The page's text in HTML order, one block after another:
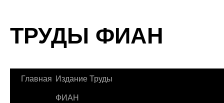
содержимому
ТРУДЫ ФИАН
Главная Издание Труды
ФИАН